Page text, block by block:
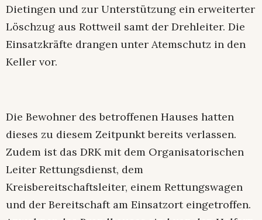
Dietingen und zur Unterstützung ein erweiterter
Löschzug aus Rottweil samt der Drehleiter. Die
Einsatzkräfte drangen unter Atemschutz in den
Keller vor.
Die Bewohner des betroffenen Hauses hatten
dieses zu diesem Zeitpunkt bereits verlassen.
Zudem ist das DRK mit dem Organisatorischen
Leiter Rettungsdienst, dem
Kreisbereitschaftsleiter, einem Rettungswagen
und der Bereitschaft am Einsatzort eingetroffen.